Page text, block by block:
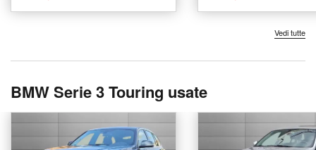
Benedetto del Tronto
Vedi tutte
BMW Serie 3 Touring usate